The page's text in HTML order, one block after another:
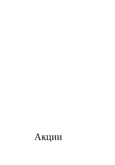
Акции